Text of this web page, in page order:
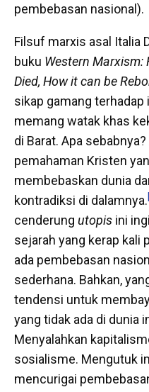
pembebasan nasional).
Filsuf marxis asal Italia
buku Western Marxism:
Died, How it can be
sikap gamang
memang watak khas
di Barat. Apa
pemahaman Kristen
membebaskan dunia
kontradiksi di dalamnya.
cenderung utopis ini
sejarah yang kerap kali
ada pembebasan
sederhana. Bahkan,
tendensi untuk
yang tidak ada di dunia
Menyalahkan
sosialisme. Mengutuk
mencurigai